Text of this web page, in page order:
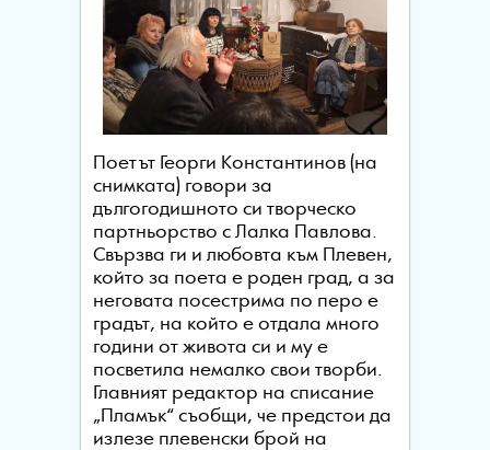
Поетът Георги Константинов (на
снимката) говори за
дългогодишното си творческо
партньорство с Лалка Павлова.
Свързва ги и любовта към Плевен,
който за поета е роден град, а за
неговата посестрима по перо е
градът, на който е отдала много
години от живота си и му е
посветила немалко свои творби.
Главният редактор на списание
„Пламък“ съобщи, че предстои да
излезе плевенски брой на